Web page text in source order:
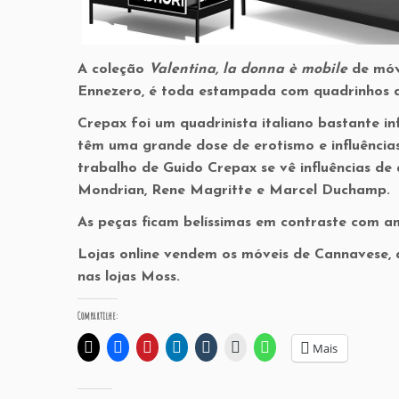
A coleção Valentina, la donna è mobile de
Ennezero, é toda estampada com quadrinhos
Crepax foi um quadrinista italiano bastante
têm uma grande dose de erotismo e
trabalho de Guido Crepax se vê influências
Mondrian, Rene Magritte e Marcel Duchamp.
As peças ficam belíssimas em contraste com
Lojas online vendem os móveis de
nas lojas Moss.
Compartilhe:
Mais